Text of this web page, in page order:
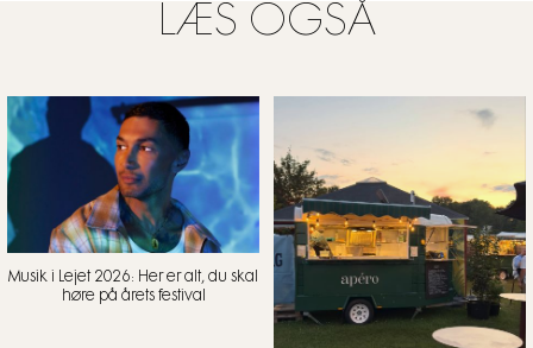
LÆS OGSÅ
Musik i Lejet 2026: Her er alt, du skal
høre på årets festival